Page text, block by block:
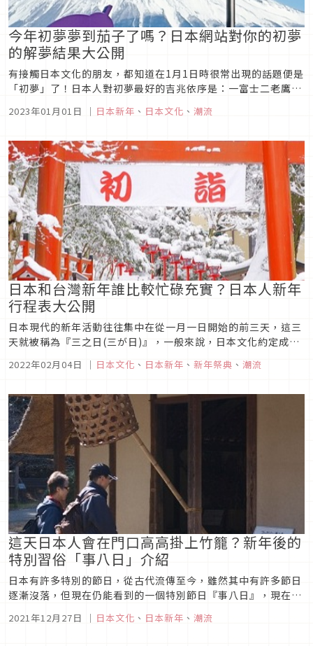
今年初夢夢到茄子了嗎？日本網站對你的初夢
的解夢結果大公開
有接觸日本文化的朋友，都知道在1月1日時很常出現的話題便是
「初夢」了！日本人對初夢最好的吉兆依序是：一富士二老鷹三
茄子，等等這些是甚麼意思？初夢如果夢到別的東西又代表什麼
呢？今天就讓Japaholic編輯部來為大家一探究竟，來看看你今
2023年01月01日 ｜ 日本新年 、 日本文化 、 潮流
日本和台灣新年誰比較忙碌充實？日本人新年
行程表大公開
日本現代的新年活動往往集中在從一月一日開始的前三天，這三
天就被稱為『三之日(三が日)』，一般來說，日本文化約定成俗
在12月29日〜1月3日是除夕到新年的休假日，而日本上班族大
概會擁有六天左右的假期，這也和台灣除夕休假到初五開工的假
2022年02月04日 ｜ 日本文化 、 日本新年 、 新年祭典 、 潮流
這天日本人會在門口高高掛上竹籠？新年後的
特別習俗「事八日」介紹
日本有許多特別的節日，從古代流傳至今，雖然其中有許多節日
逐漸沒落，但現在仍能看到的一個特別節日『事八日』，現在還
能在某些地方看見人們度過這節日的模樣。 事八日有許多別稱，
如：八日節供、八日待、事始め / 事納め、八日行、節供始め、
2021年12月27日 ｜ 日本文化 、 日本新年 、 潮流